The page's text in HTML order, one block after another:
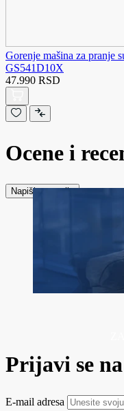
Gorenje mašina za pranje
GS541D10X
47.990 RSD
Ocene i
Napiši recenziju
Prijavi se
E-mail adresa